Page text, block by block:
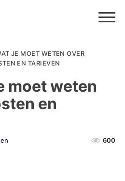
JE MOET WETEN OVER
EN TARIEVEN
moet weten
en
600